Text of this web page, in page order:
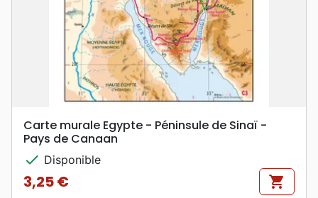
Carte murale Egypte - Péninsule de Sinaï -
Pays de Canaan
check Disponible
Prix
3,25 € shopping_cart